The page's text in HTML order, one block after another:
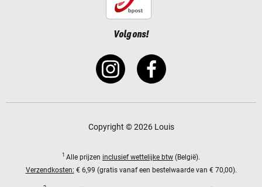
Volg ons!
Copyright © 2026 Louis
1 Alle prijzen inclusief wettelijke btw (België).
Verzendkosten: € 6,99 (gratis vanaf een bestelwaarde van € 70,00).